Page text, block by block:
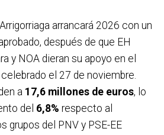
arrancará 2026 con un
después de que EH
y NOA dieran su apoyo en el
el 27 de noviembre.
a 17,6 millones de euros, lo
del 6,8% respecto al
grupos del PNV y PSE-EE